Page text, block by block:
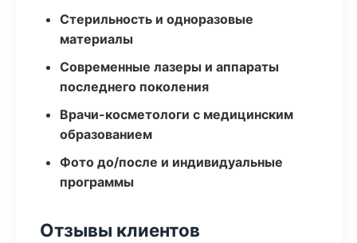
Стерильность и одноразовые
материалы
Современные лазеры и аппараты
последнего поколения
Врачи-косметологи с медицинским
образованием
Фото до/после и индивидуальные
программы
Отзывы клиентов